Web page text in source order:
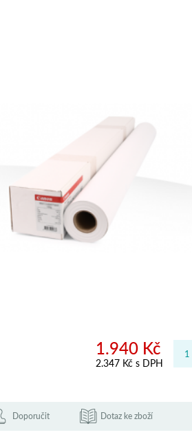
1.940 Kč
2.347 Kč s DPH
Doporučit Dotaz ke zboží